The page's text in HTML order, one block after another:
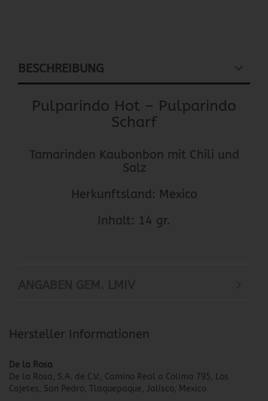
BESCHREIBUNG
Pulparindo Hot – Pulparindo
Scharf
Tamarinden Kaubonbon mit Chili und
Salz
Herkunftsland: Mexico
Inhalt: 14 gr.
Hersteller Informationen
De la Rosa
De la Rosa, S.A. de C.V., Camino Real a Colima 795, Los
Cajetes, San Pedro, Tlaquepaque, Jalisco, Mexico